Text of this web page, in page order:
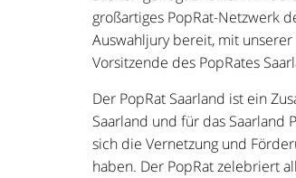
großartiges PopRat-Netzwerk
Auswahljury bereit, mit
Vorsitzende des PopRates
Der PopRat Saarland ist ein
Saarland und für das
sich die Vernetzung und
haben. Der PopRat zelebriert